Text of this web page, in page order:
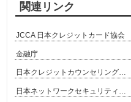
関連リンク
JCCA 日本クレジットカード協会
金融庁
日本クレジットカウンセリング協会
日本ネットワークセキュリティ協会